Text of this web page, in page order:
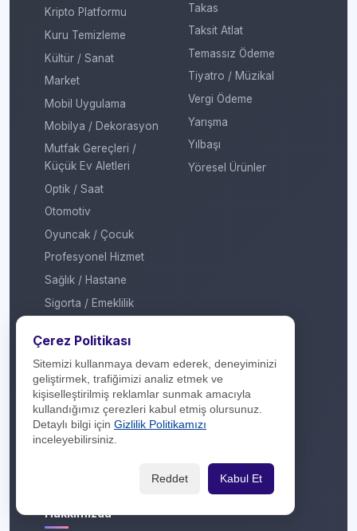
Kripto Platformu
Kuru Temizleme
Kültür / Sanat
Market
Mobil Uygulama
Mobilya / Dekorasyon
Mutfak Gereçleri /
Küçük Ev Aletleri
Optik / Saat
Otomotiv
Oyuncak / Çocuk
Profesyonel Hizmet
Sağlık / Hastane
Sigorta / Emeklilik
Spor Merkezi
Tasarım
Turizm / Seyahat
Ulaşım
Veteriner / Pet Shop
Takas
Taksit Atlat
Temassız Ödeme
Tiyatro / Müzikal
Vergi Ödeme
Yarışma
Yılbaşı
Yöresel Ürünler
Hakkımızda
Çerez Politikası
Sitemizi kullanmaya devam ederek, deneyiminizi
geliştirmek, trafiğimizi analiz etmek ve
kişiselleştirilmiş reklamlar sunmak amacıyla
kullandığımız çerezleri kabul etmiş olursunuz.
Detaylı bilgi için Gizlilik Politikamızı
inceleyebilirsiniz.
Reddet Kabul Et